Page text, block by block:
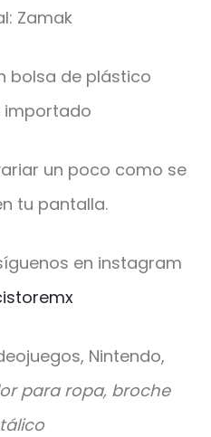
Zamak
bolsa de plástico
importado
un poco como se
tu pantalla.
en instagram
Nintendo,
para ropa, broche